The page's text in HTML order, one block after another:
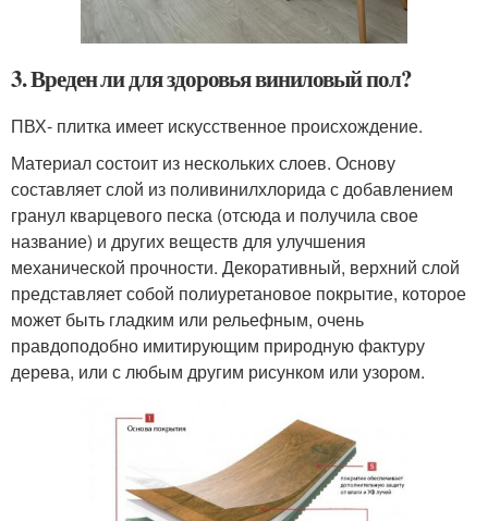
3. Вреден ли для здоровья виниловый пол?
ПВХ- плитка имеет искусственное происхождение.
Материал состоит из нескольких слоев. Основу
составляет слой из поливинилхлорида с добавлением
гранул кварцевого песка (отсюда и получила свое
название) и других веществ для улучшения
механической прочности. Декоративный, верхний слой
представляет собой полиуретановое покрытие, которое
может быть гладким или рельефным, очень
правдоподобно имитирующим природную фактуру
дерева, или с любым другим рисунком или узором.